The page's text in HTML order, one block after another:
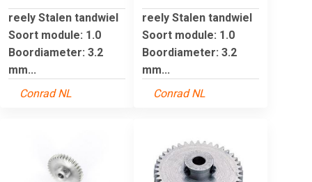
reely Stalen tandwiel
Soort module: 1.0
Boordiameter: 3.2
mm...
Conrad NL
reely Stalen tandwiel
Soort module: 1.0
Boordiameter: 3.2
mm...
Conrad NL